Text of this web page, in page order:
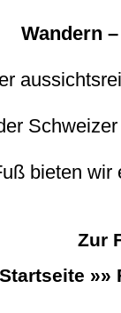
Wandern
bieten
Zur
»»